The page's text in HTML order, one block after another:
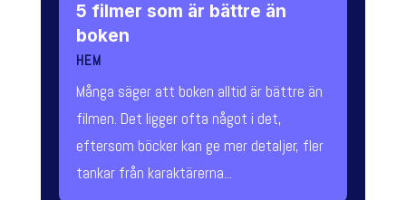
5 filmer som är bättre än
boken
HEM
Många säger att boken alltid är bättre än
filmen. Det ligger ofta något i det,
eftersom böcker kan ge mer detaljer, fler
tankar från karaktärerna...